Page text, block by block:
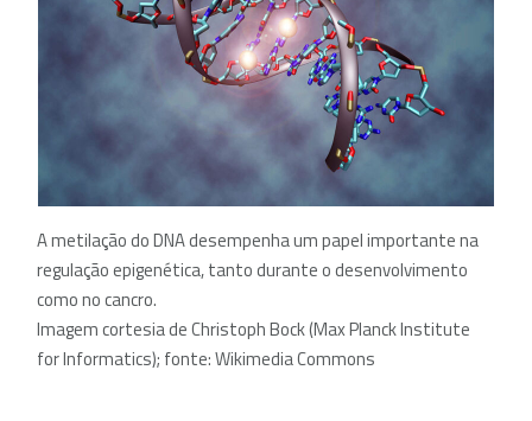
A metilação do DNA desempenha um papel importante na
regulação epigenética, tanto durante o desenvolvimento
como no cancro.
Imagem cortesia de Christoph Bock (Max Planck Institute
for Informatics); fonte: Wikimedia Commons